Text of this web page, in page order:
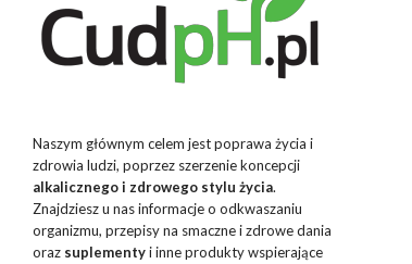
Naszym głównym celem jest poprawa życia i
zdrowia ludzi, poprzez szerzenie koncepcji
alkalicznego i zdrowego stylu życia.
Znajdziesz u nas informacje o odkwaszaniu
organizmu, przepisy na smaczne i zdrowe dania
oraz suplementyi inne produkty wspierające